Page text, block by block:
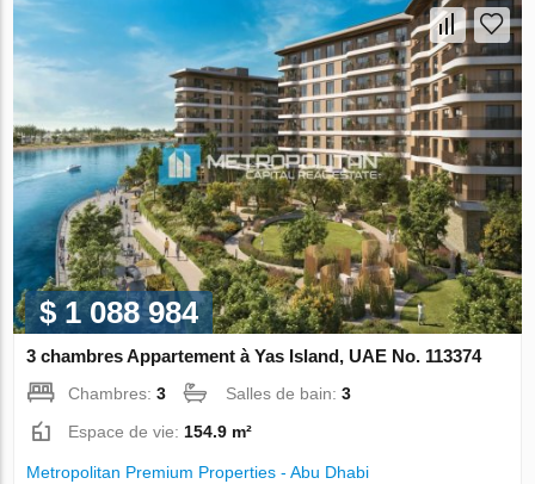
$ 1 088 984
3 chambres Appartement à Yas Island, UAE No. 113374
Chambres:3 Salles de bain:3
Espace de vie: 154.9 m²
Metropolitan Premium Properties - Abu Dhabi